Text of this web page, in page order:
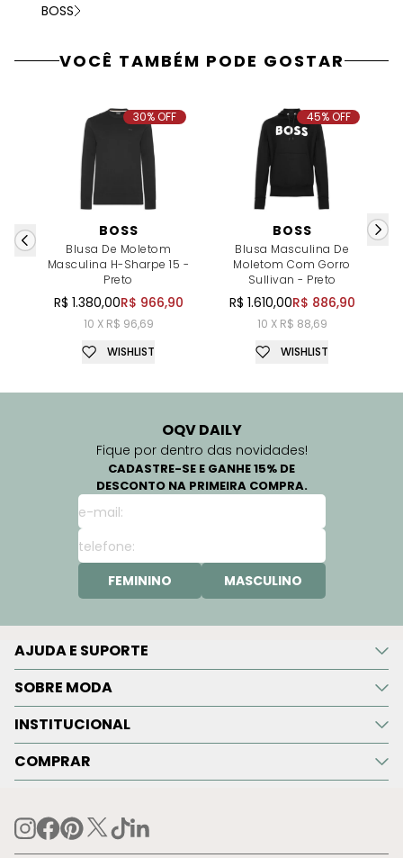
BOSS
VOCÊ TAMBÉM PODE GOSTAR
BOSS
Blusa De Moletom
Masculina H-Sharpe 15 -
Preto
R$ 1.380,00R$ 966,90
10 X R$ 96,69
30% OFF
WISHLIST
BOSS
Blusa Masculina De
Moletom Com Gorro
Sullivan - Preto
R$ 1.610,00R$ 886,90
10 X R$ 88,69
45% OFF
WISHLIST
OQV DAILY
Fique por dentro das novidades!
CADASTRE-SE E GANHE 15% DE
DESCONTO NA PRIMEIRA COMPRA.
FEMININO MASCULINO
AJUDA E SUPORTE
SOBRE MODA
INSTITUCIONAL
COMPRAR